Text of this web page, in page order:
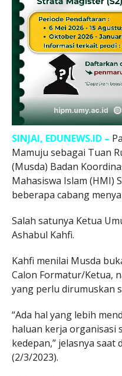
SINJAI, EDUNEWS.ID –
Mamuju sebagai Tuan
(Musda) Badan
Mahasiswa Islam (HMI)
beberapa cabang
Salah satunya Ketua
Ashabul Kahfi.
Kahfi menilai Musda
Calon Formatur/Ketua,
yang perlu dirumuskan
“Ada hal yang lebih
haluan kerja organisasi
kedepan,” jelasnya saat
(2/3/2023).